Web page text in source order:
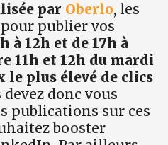
par Oberlo, les
publier vos
à 12h et de 17h à
11h et 12h du mardi
le plus élevé de clics
devez donc vous
publications sur ces
booster